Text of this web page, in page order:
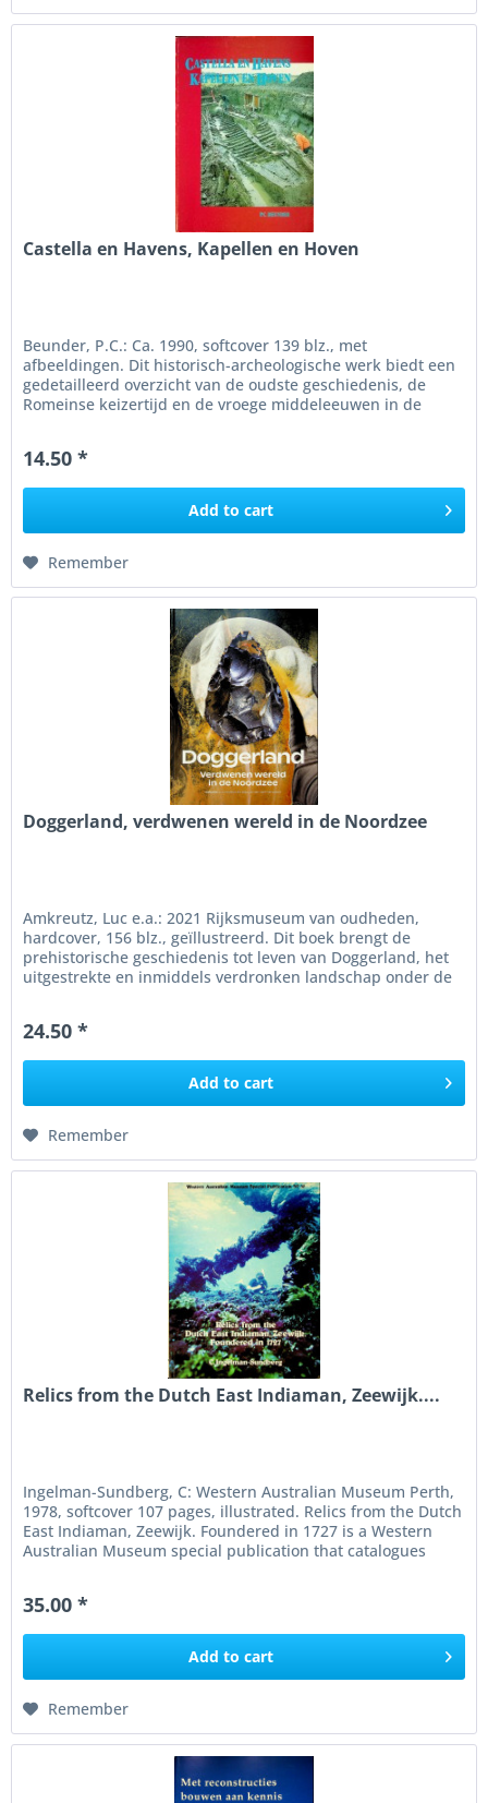
Castella en Havens, Kapellen en Hoven
Beunder, P.C.: Ca. 1990, softcover 139 blz., met
afbeeldingen. Dit historisch-archeologische werk biedt een
gedetailleerd overzicht van de oudste geschiedenis, de
Romeinse keizertijd en de vroege middeleeuwen in de
14.50 *
Add to cart
Remember
Doggerland, verdwenen wereld in de Noordzee
Amkreutz, Luc e.a.: 2021 Rijksmuseum van oudheden,
hardcover, 156 blz., geïllustreerd. Dit boek brengt de
prehistorische geschiedenis tot leven van Doggerland, het
uitgestrekte en inmiddels verdronken landschap onder de
24.50 *
Add to cart
Remember
Relics from the Dutch East Indiaman, Zeewijk....
Ingelman-Sundberg, C: Western Australian Museum Perth,
1978, softcover 107 pages, illustrated. Relics from the Dutch
East Indiaman, Zeewijk. Foundered in 1727 is a Western
Australian Museum special publication that catalogues
35.00 *
Add to cart
Remember